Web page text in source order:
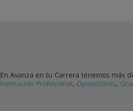
En Avanza en tu Carrera tenemos más
Formación Profesional, Oposiciones,